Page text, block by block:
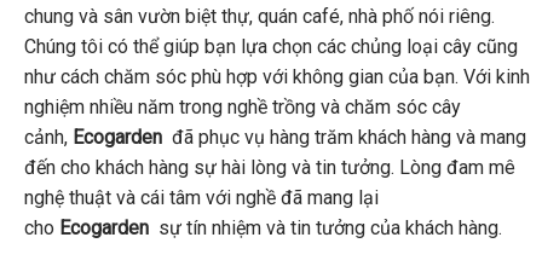
chung và sân vườn biệt thự, quán café, nhà phố nói riêng.
Chúng tôi có thể giúp bạn lựa chọn các chủng loại cây cũng
như cách chăm sóc phù hợp với không gian của bạn. Với kinh
nghiệm nhiều năm trong nghề trồng và chăm sóc cây
cảnh, Ecogarden đã phục vụ hàng trăm khách hàng và mang
đến cho khách hàng sự hài lòng và tin tưởng. Lòng đam mê
nghệ thuật và cái tâm với nghề đã mang lại
cho Ecogarden sự tín nhiệm và tin tưởng của khách hàng.